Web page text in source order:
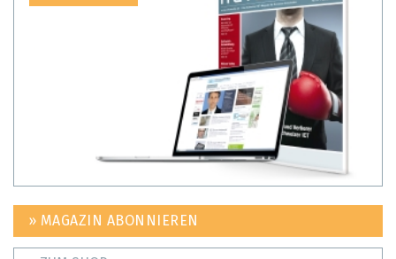
» MAGAZIN ABONNIEREN